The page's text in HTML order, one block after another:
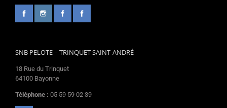
SNB PELOTE – TRINQUET SAINT-ANDRÉ
18 Rue du Trinquet
64100 Bayonne
Téléphone : 05 59 59 02 39